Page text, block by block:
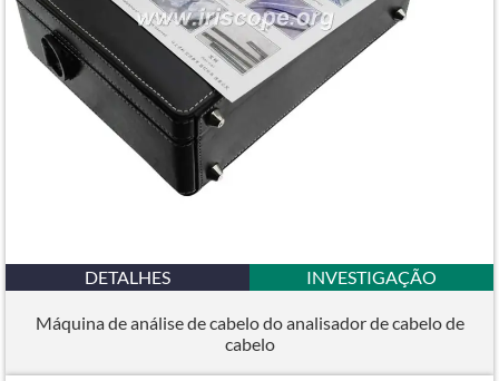
DETALHES INVESTIGAÇÃO
Máquina de análise de cabelo do analisador de cabelo de
cabelo